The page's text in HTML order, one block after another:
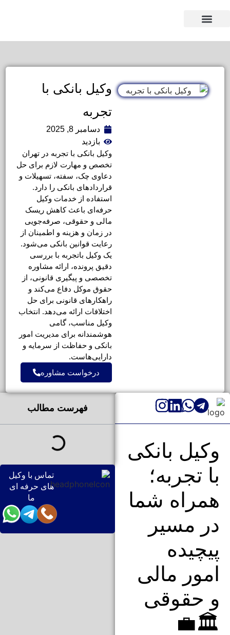
وکیل بانکی با
تجربه
دسامبر 8, 2025
بازدید
وکیل بانکی با تجربه در تهران
تخصص و مهارت لازم برای حل
دعاوی چک، سفته، تسهیلات و
قراردادهای بانکی را دارد.
استفاده از خدمات وکیل
حرفه‌ای باعث کاهش ریسک
مالی و حقوقی، صرفه‌جویی
در زمان و هزینه و اطمینان از
رعایت قوانین بانکی می‌شود.
یک وکیل باتجربه با بررسی
دقیق پرونده، ارائه مشاوره
تخصصی و پیگیری قانونی، از
حقوق موکل دفاع می‌کند و
راهکارهای قانونی برای حل
اختلافات ارائه می‌دهد. انتخاب
وکیل مناسب، گامی
هوشمندانه برای مدیریت امور
بانکی و حفاظت از سرمایه و
دارایی‌هاست.
درخواست مشاوره
وکیل بانکی
با تجربه؛
همراه شما
در مسیر
پیچیده
امور مالی
و حقوقی
🏛️💼
فهرست مطالب
تماس با وکیل
های حرفه ای
ما